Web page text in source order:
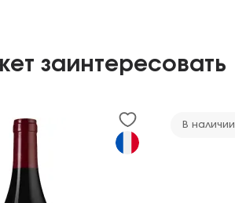
заинтересовать
В наличии